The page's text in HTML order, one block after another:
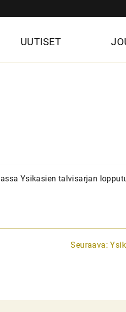
UUTISET
Ysikasien talvisarjan
Seuraava: